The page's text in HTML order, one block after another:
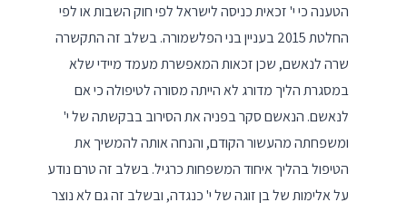
הטענה כי י' זכאית כניסה לישראל לפי חוק השבות או לפי
החלטת 2015 בעניין בני הפלשמורה. בשלב זה התקשרה
שרה לנאשם, שכן זכאות המאפשרת מעמד מיידי שלא
במסגרת הליך מדורג לא הייתה מסורה לטיפולה כי אם
לנאשם. הנאשם סקר בפניה את הסירוב בבקשתה של י'
ומשפחתה מהעשור הקודם, והנחה אותה להמשיך את
הטיפול בהליך איחוד המשפחות כרגיל. בשלב זה טרם נודע
על אלימות של בן זוגה של י' כנגדה, ובשלב זה גם לא נוצר